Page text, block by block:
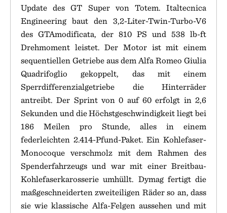
Update des GT Super von Totem. Italtecnica
Engineering baut den 3,2-Liter-Twin-Turbo-V6
des GTAmodificata, der 810 PS und 538 lb-ft
Drehmoment leistet. Der Motor ist mit einem
sequentiellen Getriebe aus dem Alfa Romeo Giulia
Quadrifoglio gekoppelt, das mit einem
Sperrdifferenzialgetriebe die Hinterräder
antreibt. Der Sprint von 0 auf 60 erfolgt in 2,6
Sekunden und die Höchstgeschwindigkeit liegt bei
186 Meilen pro Stunde, alles in einem
federleichten 2.414-Pfund-Paket. Ein Kohlefaser-
Monocoque verschmolz mit dem Rahmen des
Spenderfahrzeugs und war mit einer Breitbau-
Kohlefaserkarosserie umhüllt. Dymag fertigt die
maßgeschneiderten zweiteiligen Räder so an, dass
sie wie klassische Alfa-Felgen aussehen und mit